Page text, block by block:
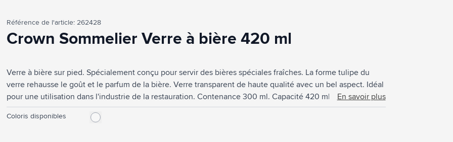
Marques
Thèmes
Accessoires boissons
Sacs & Voyage
Cuisiner & Vivre
Produits de soin
Référence de l'article: 262428
Crown Sommelier Verre à bière 420 ml
Verre à bière sur pied. Spécialement conçu pour servir des bières spéciales fraîches. La forme tulipe du
verre rehausse le goût et le parfum de la bière. Verre transparent de haute qualité avec un bel aspect. Idéal
pour une utilisation dans l'industrie de la restauration. Contenance 300 ml. Capacité 420 ml. Fabriquée en
Europe.
En savoir plus
Coloris disponibles